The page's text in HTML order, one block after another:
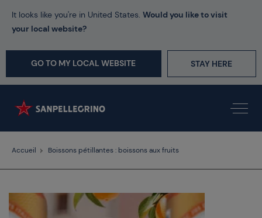
It looks like you're in United States. Would you like to visit
your local website?
GO TO MY LOCAL WEBSITE STAY HERE
Accueil Boissons pétillantes : boissons aux fruits